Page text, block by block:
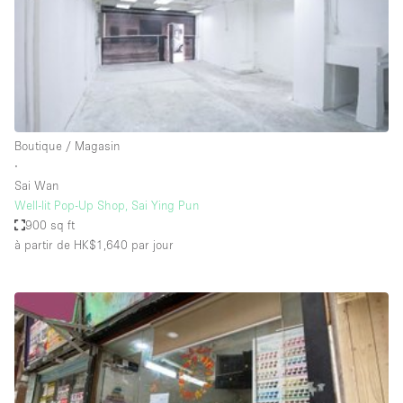
Espace Epuré / Minimaliste
Exposition Véhicules
Internet
Jardin
Licence Alcool
Mobilier
Parking Privé
Portants
Presentoir Vitrine
Rooftop / Terrasse
Réserve
Boutique / Magasin
∙
Sai Wan
Well-lit Pop-Up Shop, Sai Ying Pun
900 sq ft
à partir de HK$1,640 par jour